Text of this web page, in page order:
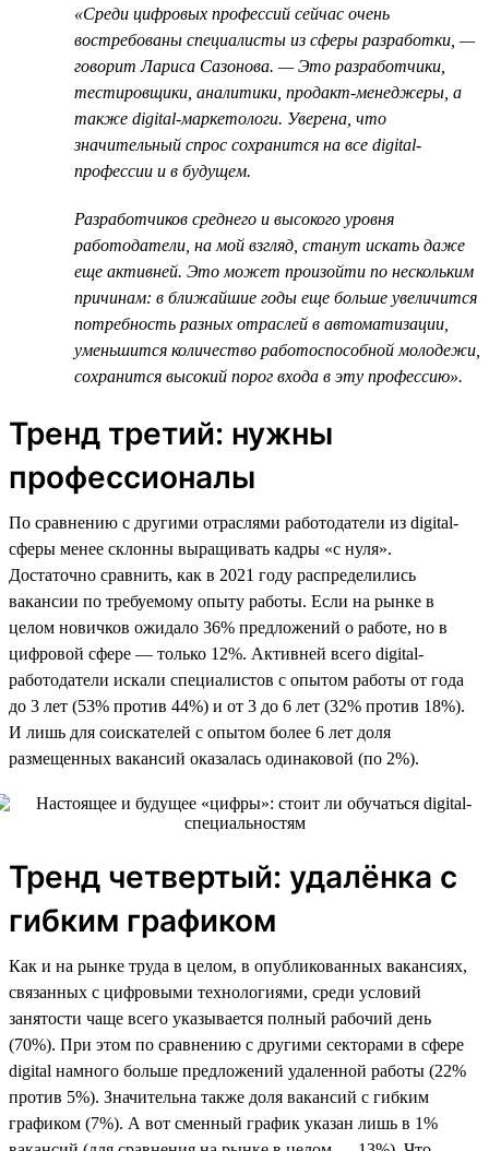
«Среди цифровых профессий сейчас очень
востребованы специалисты из сферы разработки, —
говорит Лариса Сазонова. — Это разработчики,
тестировщики, аналитики, продакт-менеджеры, а
также digital-маркетологи. Уверена, что
значительный спрос сохранится на все digital-
профессии и в будущем.
Разработчиков среднего и высокого уровня
работодатели, на мой взгляд, станут искать даже
еще активней. Это может произойти по нескольким
причинам: в ближайшие годы еще больше увеличится
потребность разных отраслей в автоматизации,
уменьшится количество работоспособной молодежи,
сохранится высокий порог входа в эту профессию».
Тренд третий: нужны
профессионалы
По сравнению с другими отраслями работодатели из digital-
сферы менее склонны выращивать кадры «с нуля».
Достаточно сравнить, как в 2021 году распределились
вакансии по требуемому опыту работы. Если на рынке в
целом новичков ожидало 36% предложений о работе, но в
цифровой сфере — только 12%. Активней всего digital-
работодатели искали специалистов с опытом работы от года
до 3 лет (53% против 44%) и от 3 до 6 лет (32% против 18%).
И лишь для соискателей с опытом более 6 лет доля
размещенных вакансий оказалась одинаковой (по 2%).
Тренд четвертый: удалёнка с
гибким графиком
Как и на рынке труда в целом, в опубликованных вакансиях,
связанных с цифровыми технологиями, среди условий
занятости чаще всего указывается полный рабочий день
(70%). При этом по сравнению с другими секторами в сфере
digital намного больше предложений удаленной работы (22%
против 5%). Значительна также доля вакансий с гибким
графиком (7%). А вот сменный график указан лишь в 1%